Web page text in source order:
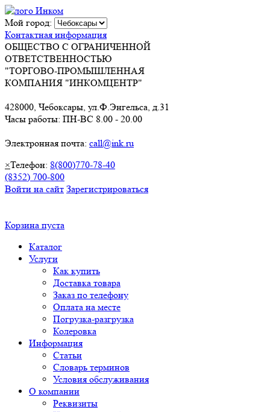
Мой город:
Контактная информация
ОБЩЕСТВО С ОГРАНИЧЕННОЙ
ОТВЕТСТВЕННОСТЬЮ
"ТОРГОВО-ПРОМЫШЛЕННАЯ
КОМПАНИЯ "ИНКОМЦЕНТР"
428000, Чебоксары, ул.Ф.Энгельса, д.31
Часы работы: ПН-ВС 8.00 - 20.00
Электронная почта: call@ink.ru
×Телефон: 8(800)770-78-40
(8352) 700-800
Войти на сайт Зарегистрироваться
Корзина пуста
Каталог
Услуги
Как купить
Доставка товара
Заказ по телефону
Оплата на месте
Погрузка-разгрузка
Колеровка
Информация
Статьи
Словарь терминов
Условия обслуживания
О компании
Реквизиты